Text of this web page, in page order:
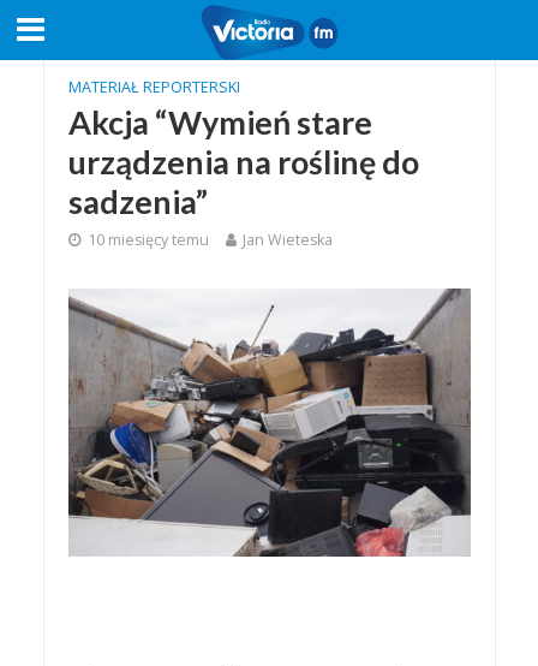
MATERIAŁ REPORTERSKI
Akcja “Wymień stare
urządzenia na roślinę do
sadzenia”
10 miesięcy temu Jan Wieteska